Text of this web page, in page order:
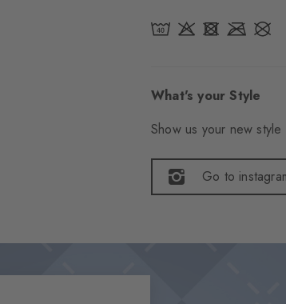
What's your Style
Show us your new
Go to